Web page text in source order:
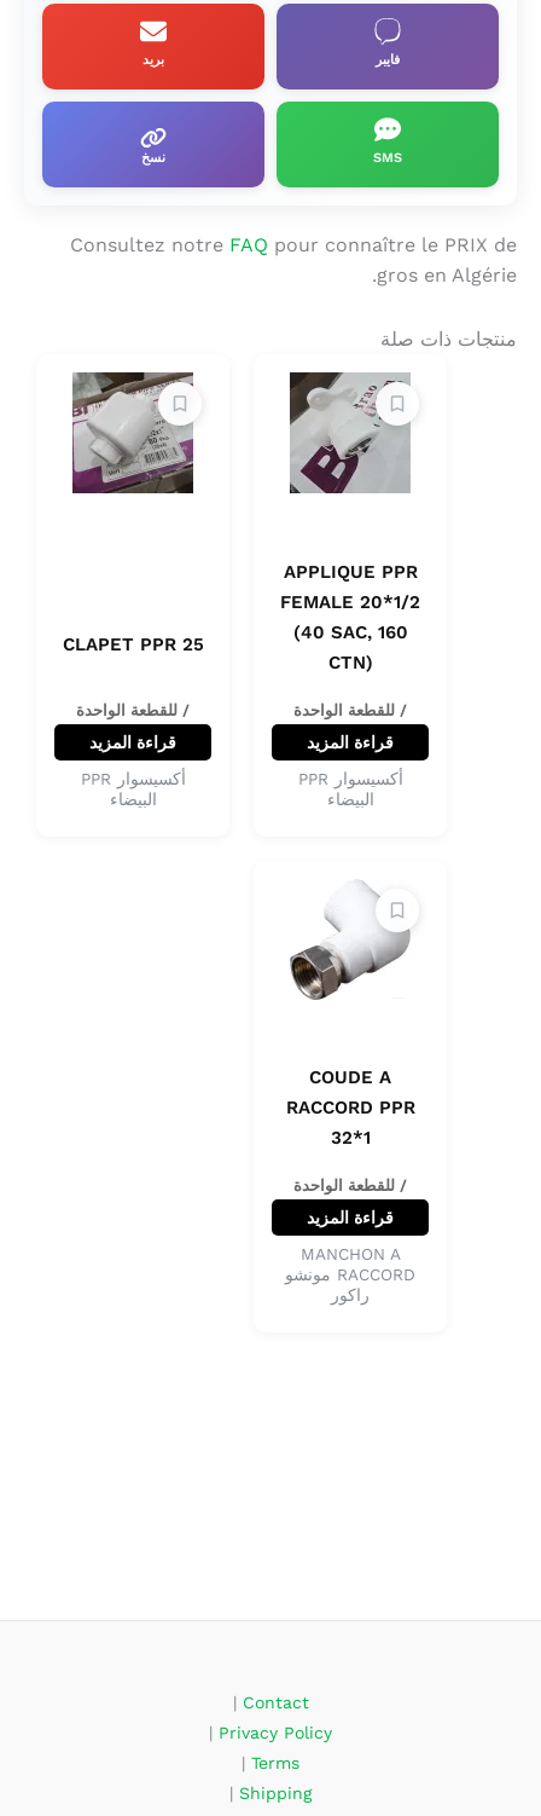
فايبر بريد
SMS نسخ
Consultez notre FAQ pour connaître le PRIX de
gros en Algérie.
منتجات ذات صلة
APPLIQUE PPR
FEMALE 20*1/2
(40 SAC, 160
CTN)
/ للقطعة الواحدة
قراءة المزيد
أكسيسوار PPR
البيضاء
CLAPET PPR 25
/ للقطعة الواحدة
قراءة المزيد
أكسيسوار PPR
البيضاء
COUDE A
RACCORD PPR
32*1
/ للقطعة الواحدة
قراءة المزيد
MANCHON A
RACCORD مونشو
راكور
Contact
|
Privacy Policy
|
Terms
|
Shipping
|